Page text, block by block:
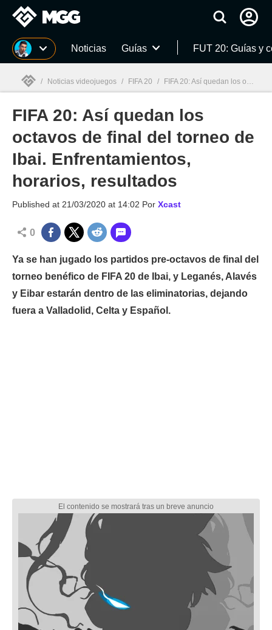
MGG Noticias Guías FUT 20: Guías y
MGG
/ Noticias videojuegos / FIFA 20 / FIFA 20: Así quedan los octavos de final del torneo de Ibai. Enfrentamientos, horarios, resultados
FIFA 20: Así quedan los
octavos de final del torneo de
Ibai. Enfrentamientos,
horarios, resultados
Published at 21/03/2020 at 14:02 Por Xcast
0
Ya se han jugado los partidos pre-octavos de final del
torneo benéfico de FIFA 20 de Ibai, y Leganés, Alavés
y Eibar estarán dentro de las eliminatorias, dejando
fuera a Valladolid, Celta y Español.